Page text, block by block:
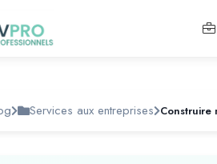
Services aux entreprises